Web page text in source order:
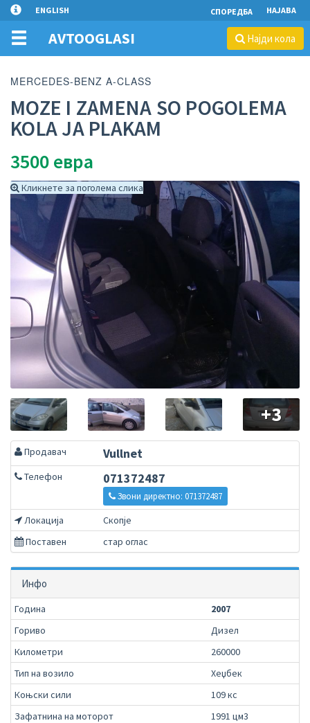
ENGLISH СПОРЕДБА НАЈАВА
AVTOOGLASI Најди кола
MERCEDES-BENZ A-CLASS
MOZE I ZAMENA SO POGOLEMA
KOLA JA PLAKAM
3500евра
Кликнете за поголема слика
+3
Продавач Vullnet
Телефон 071372487
Звони директно: 071372487
Локација
Скопје
Поставен
стар оглас
Инфо
Година
2007
Гориво
Дизел
Километри
260000
Тип на возило
Хеџбек
Коњски сили
109 кс
Зафатнина на моторот
1991 цм3